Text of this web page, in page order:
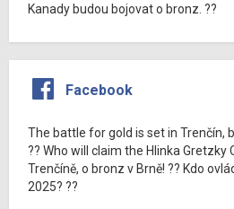
Kanady budou bojovat o bronz. ??
Facebook
The battle for gold is set in Trenčín,
?? Who will claim the Hlinka Gretzky
Trenčíně, o bronz v Brně! ?? Kdo
2025? ??